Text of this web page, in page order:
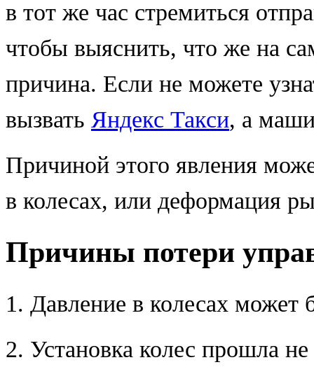
в тот же час стремиться
чтобы выяснить, что же на
причина. Если не можете
вызвать Яндекс Такси, а
Причиной этого явления
в колесах, или деформация
Причины потери
1. Давление в колесах может
2. Установка колес прошла